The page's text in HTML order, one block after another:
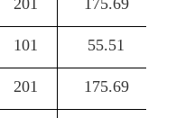
201 175.69
101 55.51
201 175.69